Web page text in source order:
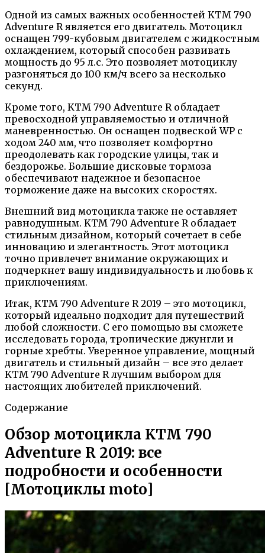
Одной из самых важных особенностей KTM 790
Adventure R является его двигатель. Мотоцикл
оснащен 799-кубовым двигателем с жидкостным
охлаждением, который способен развивать
мощность до 95 л.с. Это позволяет мотоциклу
разгоняться до 100 км/ч всего за несколько
секунд.
Кроме того, KTM 790 Adventure R обладает
превосходной управляемостью и отличной
маневренностью. Он оснащен подвеской WP с
ходом 240 мм, что позволяет комфортно
преодолевать как городские улицы, так и
бездорожье. Большие дисковые тормоза
обеспечивают надежное и безопасное
торможение даже на высоких скоростях.
Внешний вид мотоцикла также не оставляет
равнодушным. KTM 790 Adventure R обладает
стильным дизайном, который сочетает в себе
инновацию и элегантность. Этот мотоцикл
точно привлечет внимание окружающих и
подчеркнет вашу индивидуальность и любовь к
приключениям.
Итак, KTM 790 Adventure R 2019 – это мотоцикл,
который идеально подходит для путешествий
любой сложности. С его помощью вы сможете
исследовать города, тропические джунгли и
горные хребты. Уверенное управление, мощный
двигатель и стильный дизайн – все это делает
KTM 790 Adventure R лучшим выбором для
настоящих любителей приключений.
Содержание
Обзор мотоцикла KTM 790
Adventure R 2019: все
подробности и особенности
[Мотоциклы moto]